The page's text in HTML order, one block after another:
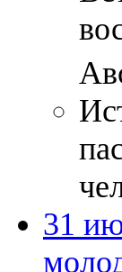
31